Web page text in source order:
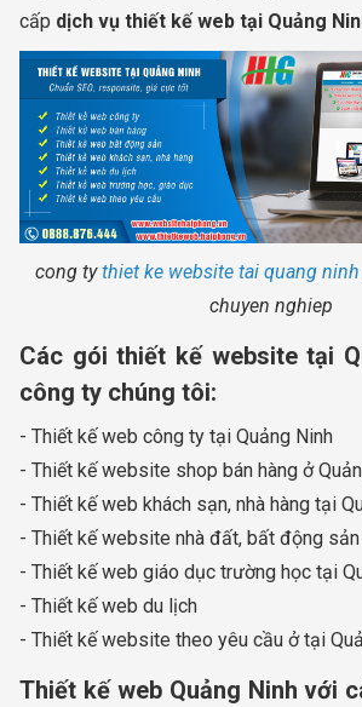
cấp dịch vụ thiết kế web tại Quảng
cong tythiet ke website tai quang ninh
chuyen nghiep
Các gói thiết kế website tại
công ty chúng tôi:
- Thiết kế web công ty tại Quảng Ninh
- Thiết kế website shop bán hàng ở
- Thiết kế web khách sạn, nhà hàng tại
- Thiết kế website nhà đất, bất động
- Thiết kế web giáo dục trường học tại
- Thiết kế web du lịch
- Thiết kế website theo yêu cầu ở tại
Thiết kế web Quảng Ninh với